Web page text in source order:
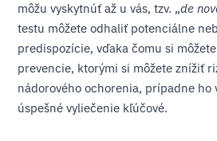
môžu vyskytnúť až u vás, tzv. „de
testu môžete odhaliť potenciálne
predispozície, vďaka čomu si
prevencie, ktorými si môžete znížiť
nádorového ochorenia, prípadne ho
úspešné vyliečenie kľúčové.